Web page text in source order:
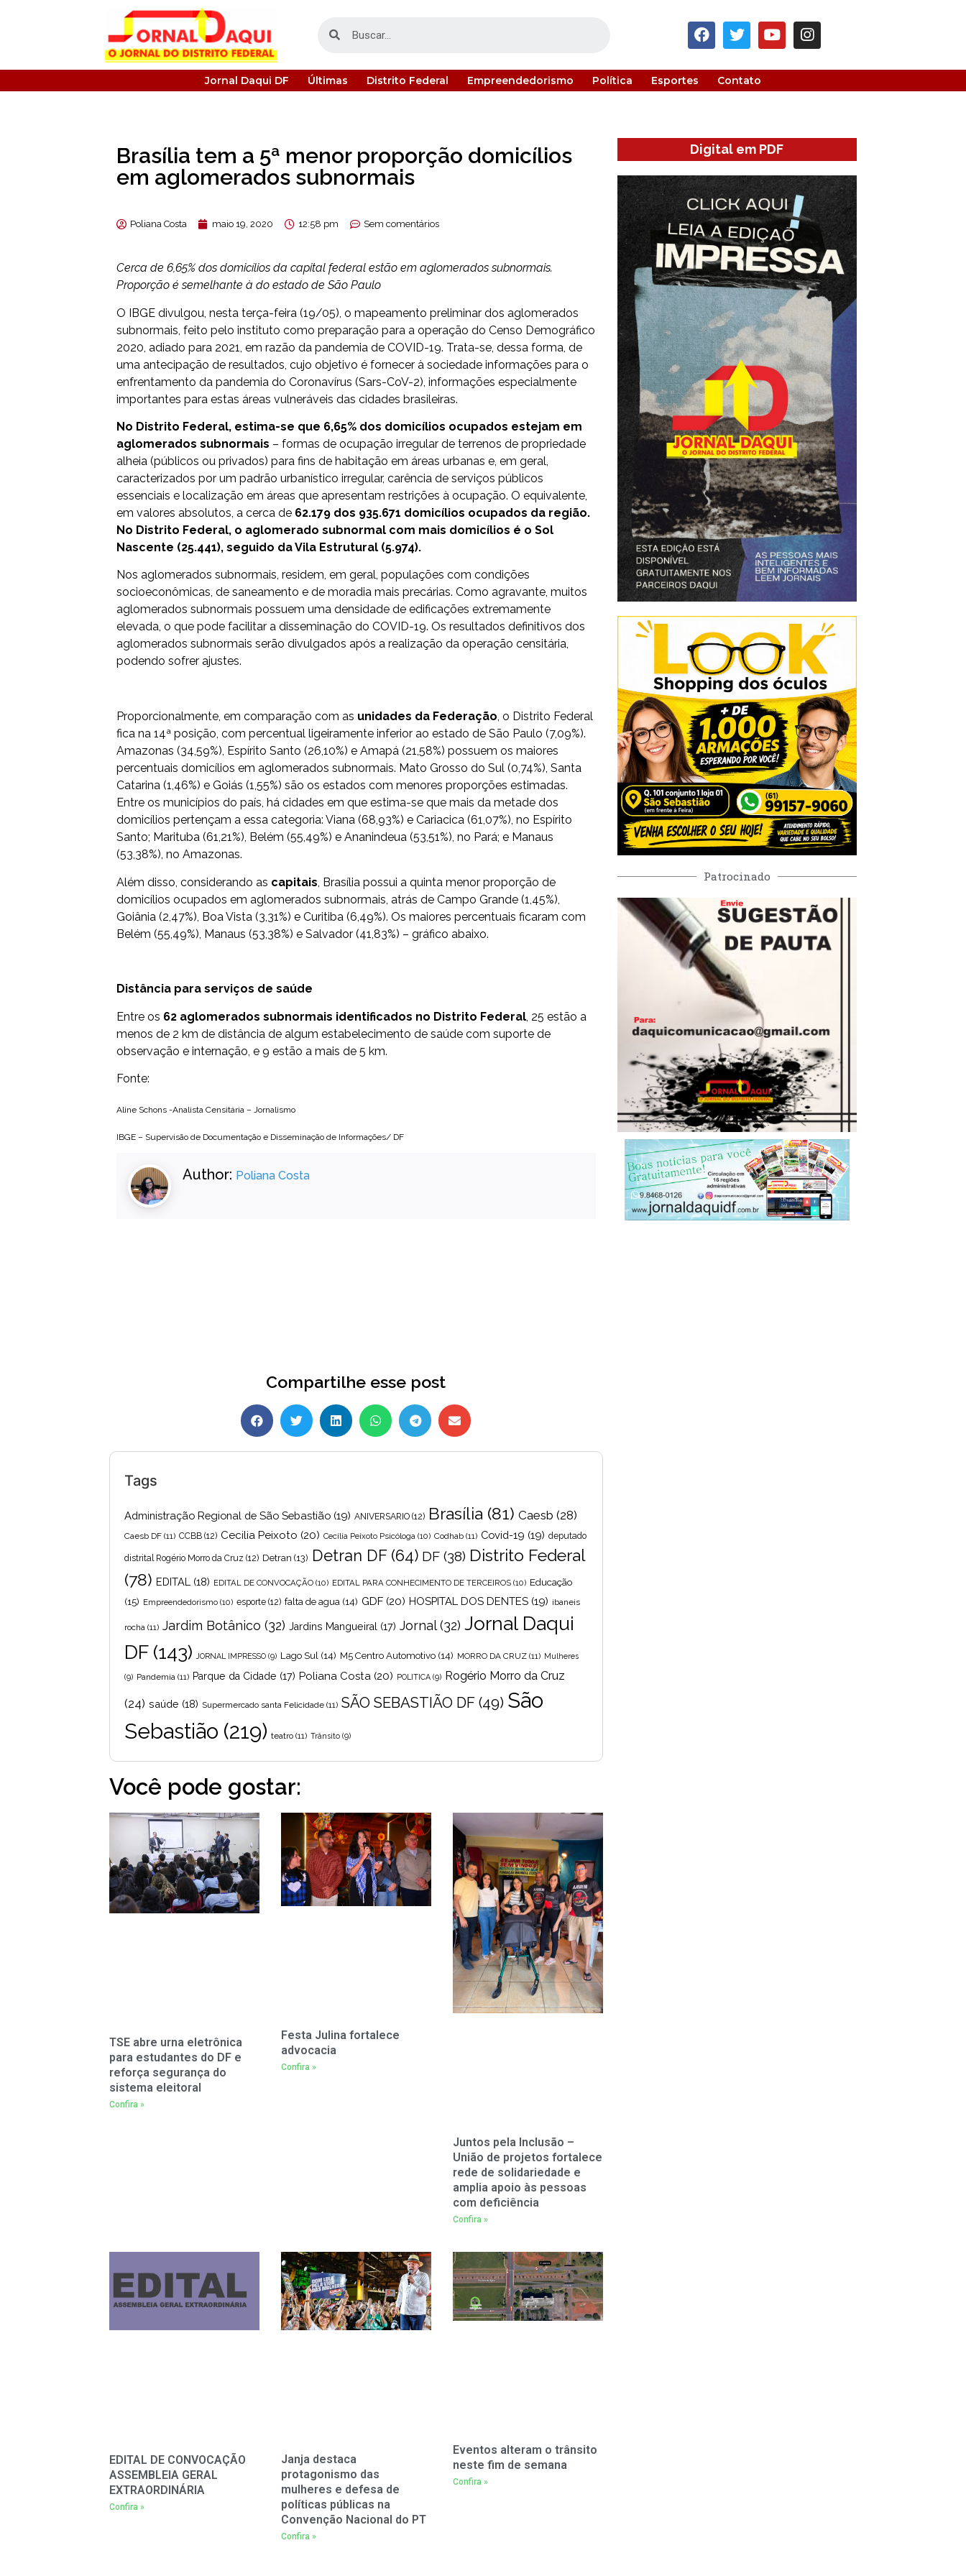
Jornal Daqui DF Últimas Distrito Federal Empreendedorismo Política Esportes Contato
Brasília tem a 5ª menor proporção domicílios
em aglomerados subnormais
Poliana Costa maio 19, 2020 12:58 pm Sem comentários
Cerca de 6,65% dos domicílios da capital federal estão em aglomerados subnormais.
Proporção é semelhante à do estado de São Paulo
O IBGE divulgou, nesta terça-feira (19/05), o mapeamento preliminar dos aglomerados
subnormais, feito pelo instituto como preparação para a operação do Censo Demográfico
2020, adiado para 2021, em razão da pandemia de COVID-19. Trata-se, dessa forma, de
uma antecipação de resultados, cujo objetivo é fornecer à sociedade informações para o
enfrentamento da pandemia do Coronavírus (Sars-CoV-2), informações especialmente
importantes para estas áreas vulneráveis das cidades brasileiras.
No Distrito Federal, estima-se que 6,65% dos domicílios ocupados estejam em
aglomerados subnormais – formas de ocupação irregular de terrenos de propriedade
alheia (públicos ou privados) para fins de habitação em áreas urbanas e, em geral,
caracterizados por um padrão urbanístico irregular, carência de serviços públicos
essenciais e localização em áreas que apresentam restrições à ocupação. O equivalente,
em valores absolutos, a cerca de 62.179 dos 935.671 domicílios ocupados da região.
No Distrito Federal, o aglomerado subnormal com mais domicílios é o Sol
Nascente (25.441), seguido da Vila Estrutural (5.974).
Nos aglomerados subnormais, residem, em geral, populações com condições
socioeconômicas, de saneamento e de moradia mais precárias. Como agravante, muitos
aglomerados subnormais possuem uma densidade de edificações extremamente
elevada, o que pode facilitar a disseminação do COVID-19. Os resultados definitivos dos
aglomerados subnormais serão divulgados após a realização da operação censitária,
podendo sofrer ajustes.
Proporcionalmente, em comparação com as unidades da Federação, o Distrito Federal
fica na 14ª posição, com percentual ligeiramente inferior ao estado de São Paulo (7,09%).
Amazonas (34,59%), Espírito Santo (26,10%) e Amapá (21,58%) possuem os maiores
percentuais domicílios em aglomerados subnormais. Mato Grosso do Sul (0,74%), Santa
Catarina (1,46%) e Goiás (1,55%) são os estados com menores proporções estimadas.
Entre os municípios do país, há cidades em que estima-se que mais da metade dos
domicílios pertençam a essa categoria: Viana (68,93%) e Cariacica (61,07%), no Espírito
Santo; Marituba (61,21%), Belém (55,49%) e Ananindeua (53,51%), no Pará; e Manaus
(53,38%), no Amazonas.
Além disso, considerando as capitais , Brasília possui a quinta menor proporção de
domicílios ocupados em aglomerados subnormais, atrás de Campo Grande (1,45%),
Goiânia (2,47%), Boa Vista (3,31%) e Curitiba (6,49%). Os maiores percentuais ficaram com
Belém (55,49%), Manaus (53,38%) e Salvador (41,83%) – gráfico abaixo.
Distância para serviços de saúde
Entre os 62 aglomerados subnormais identificados no Distrito Federal , 25 estão a
menos de 2 km de distância de algum estabelecimento de saúde com suporte de
observação e internação, e 9 estão a mais de 5 km.
Fonte:
Aline Schons -Analista Censitária – Jornalismo
IBGE – Supervisão de Documentação e Disseminação de Informações/ DF
Author: Poliana Costa
Compartilhe esse post
Tags
Administração Regional de São Sebastião (19) ANIVERSARIO (12) Brasília (81) Caesb (28)
Caesb DF (11) CCBB (12) Cecilia Peixoto (20) Cecília Peixoto Psicóloga (10) Codhab (11) Covid-19 (19) deputado
distrital Rogério Morro da Cruz (12) Detran (13) Detran DF(64) DF (38) Distrito Federal
(78) EDITAL (18) EDITAL DE CONVOCAÇÃO (10) EDITAL PARA CONHECIMENTO DE TERCEIROS (10) Educação
(15) Empreendedorismo (10) esporte (12) falta de agua (14) GDF (20) HOSPITAL DOS DENTES (19) ibaneis
rocha (11) Jardim Botânico (32) Jardins Mangueiral (17) Jornal(32) Jornal Daqui
DF(143) JORNAL IMPRESSO (9) Lago Sul (14) M5 Centro Automotivo (14) MORRO DA CRUZ (11) Mulheres
(9) Pandemia (11) Parque da Cidade (17) Poliana Costa (20) POLITICA (9) Rogério Morro da Cruz
(24) saúde (18) Supermercado santa Felicidade (11) SÃO SEBASTIÃO DF (49) São
Sebastião (219) teatro (11) Trânsito (9)
Você pode gostar:
TSE abre urna eletrônica
para estudantes do DF e
reforça segurança do
sistema eleitoral
Confira »
Festa Julina fortalece
advocacia
Confira »
Juntos pela Inclusão –
União de projetos fortalece
rede de solidariedade e
amplia apoio às pessoas
com deficiência
Confira »
EDITAL DE CONVOCAÇÃO
ASSEMBLEIA GERAL
EXTRAORDINÁRIA
Confira »
Janja destaca
protagonismo das
mulheres e defesa de
políticas públicas na
Convenção Nacional do PT
Confira »
Eventos alteram o trânsito
neste fim de semana
Confira »
Digital em PDF
Patrocinado